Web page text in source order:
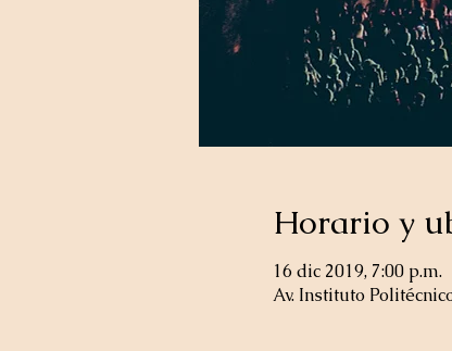
Horario y
16 dic 2019, 7:00 p.m.
Av. Instituto